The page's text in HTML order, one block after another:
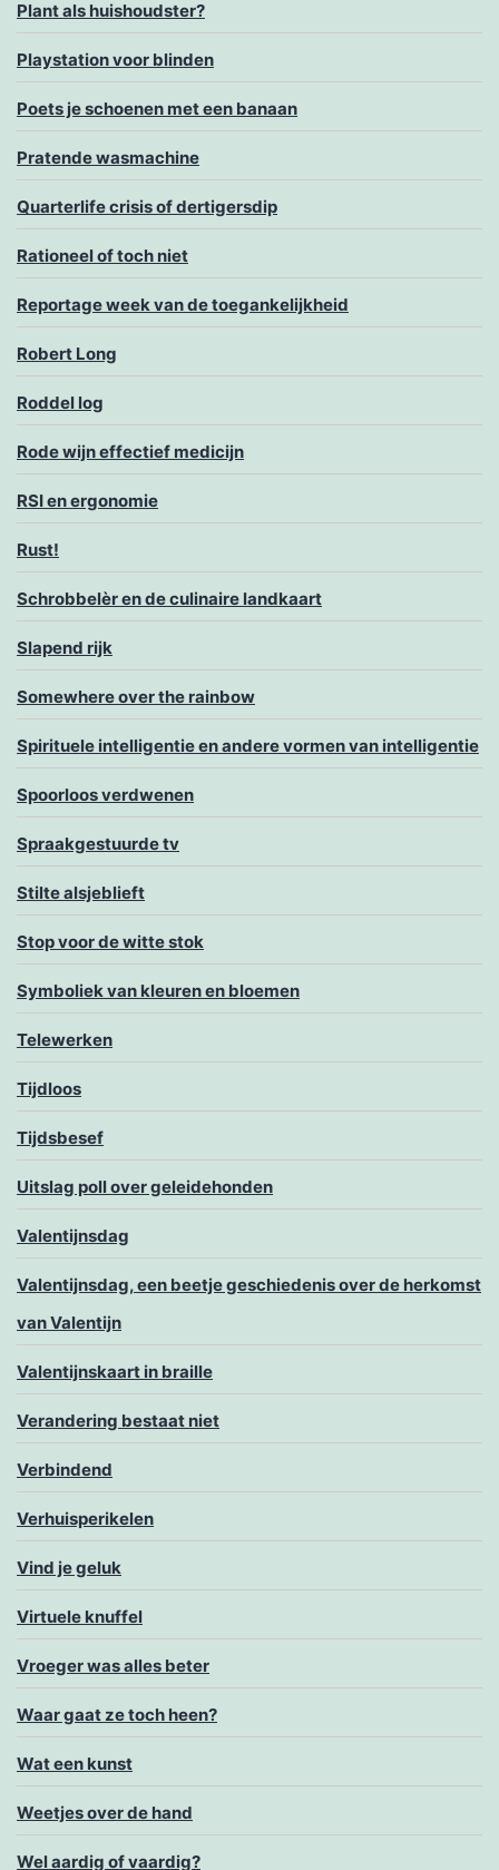
Plant als huishoudster?
Playstation voor blinden
Poets je schoenen met een banaan
Pratende wasmachine
Quarterlife crisis of dertigersdip
Rationeel of toch niet
Reportage week van de toegankelijkheid
Robert Long
Roddel log
Rode wijn effectief medicijn
RSI en ergonomie
Rust!
Schrobbelèr en de culinaire landkaart
Slapend rijk
Somewhere over the rainbow
Spirituele intelligentie en andere vormen van intelligentie
Spoorloos verdwenen
Spraakgestuurde tv
Stilte alsjeblieft
Stop voor de witte stok
Symboliek van kleuren en bloemen
Telewerken
Tijdloos
Tijdsbesef
Uitslag poll over geleidehonden
Valentijnsdag
Valentijnsdag, een beetje geschiedenis over de herkomst
van Valentijn
Valentijnskaart in braille
Verandering bestaat niet
Verbindend
Verhuisperikelen
Vind je geluk
Virtuele knuffel
Vroeger was alles beter
Waar gaat ze toch heen?
Wat een kunst
Weetjes over de hand
Wel aardig of vaardig?